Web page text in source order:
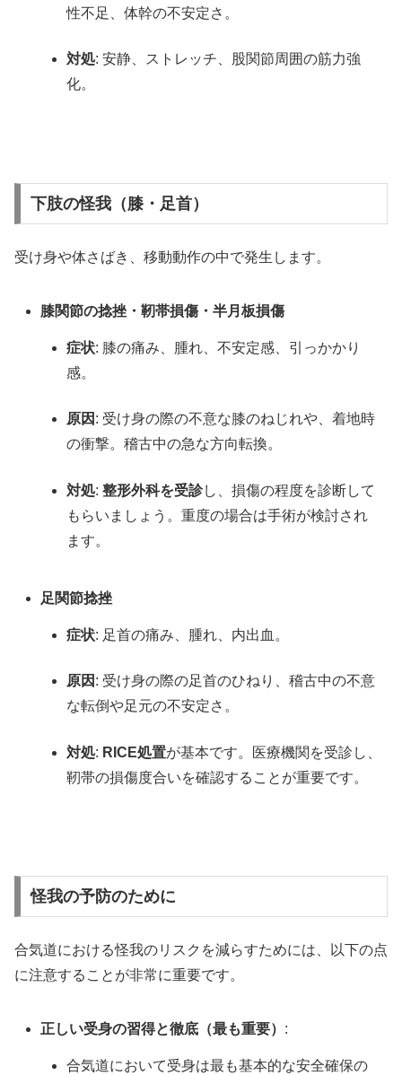
性不足、体幹の不安定さ。
対処: 安静、ストレッチ、股関節周囲の筋力強
化。
下肢の怪我（膝・足首）
受け身や体さばき、移動動作の中で発生します。
膝関節の捻挫・靭帯損傷・半月板損傷
症状: 膝の痛み、腫れ、不安定感、引っかかり
感。
原因 : 受け身の際の不意な膝のねじれや、着地時
の衝撃。稽古中の急な方向転換。
対処:整形外科を受診し、損傷の程度を診断して
もらいましょう。重度の場合は手術が検討され
ます。
足関節捻挫
症状: 足首の痛み、腫れ、内出血。
原因 : 受け身の際の足首のひねり、稽古中の不意
な転倒や足元の不安定さ。
対処: RICE処置が基本です。医療機関を受診し、
靭帯の損傷度合いを確認することが重要です。
怪我の予防のために
合気道における怪我のリスクを減らすためには、以下の点
に注意することが非常に重要です。
正しい受身の習得と徹底（最も重要） :
合気道において受身は最も基本的な安全確保の